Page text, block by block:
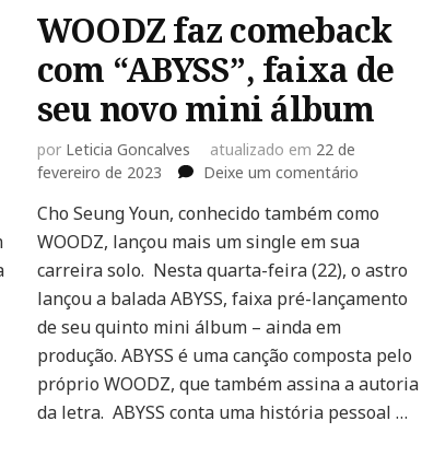
WOODZ faz comeback
com “ABYSS”, faixa de
seu novo mini álbum
por Leticia Goncalves atualizado em 22 de
fevereiro de 2023
Deixe um comentárioem
faz
comeback
com
faixa
seu
novo
álbum
Cho Seung Youn, conhecido também como
WOODZ, lançou mais um single em sua
carreira solo. Nesta quarta-feira (22), o astro
lançou a balada ABYSS, faixa pré-lançamento
de seu quinto mini álbum – ainda em
produção. ABYSS é uma canção composta pelo
próprio WOODZ, que também assina a autoria
da letra. ABYSS conta uma história pessoal …